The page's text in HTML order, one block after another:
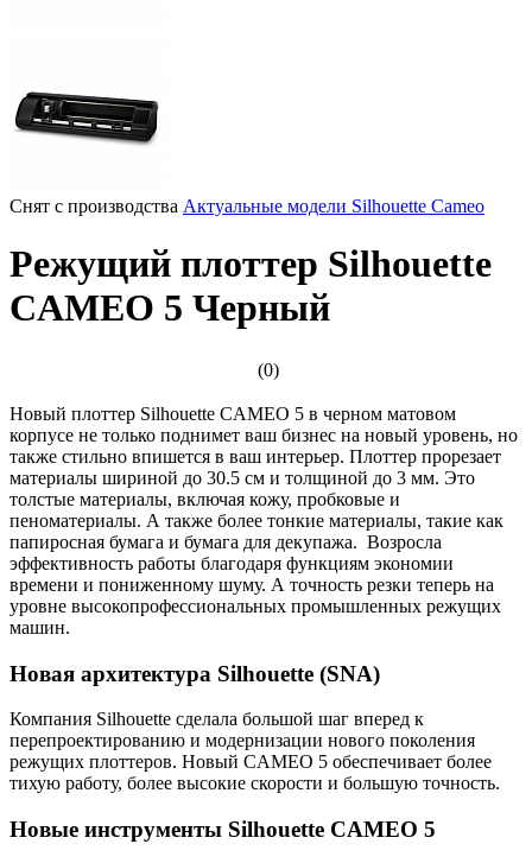
Снят с производства Актуальные модели Silhouette Cameo
Режущий плоттер Silhouette
CAMEO 5 Черный
(0)
Новый плоттер Silhouette CAMEO 5 в черном матовом
корпусе не только поднимет ваш бизнес на новый уровень, но
также стильно впишется в ваш интерьер. Плоттер прорезает
материалы шириной до 30.5 см и толщиной до 3 мм. Это
толстые материалы, включая кожу, пробковые и
пеноматериалы. А также более тонкие материалы, такие как
папиросная бумага и бумага для декупажа. Возросла
эффективность работы благодаря функциям экономии
времени и пониженному шуму. А точность резки теперь на
уровне высокопрофессиональных промышленных режущих
машин.
Новая архитектура Silhouette (SNA)
Компания Silhouette сделала большой шаг вперед к
перепроектированию и модернизации нового поколения
режущих плоттеров. Новый CAMEO 5 обеспечивает более
тихую работу, более высокие скорости и большую точность.
Новые инструменты Silhouette CAMEO 5